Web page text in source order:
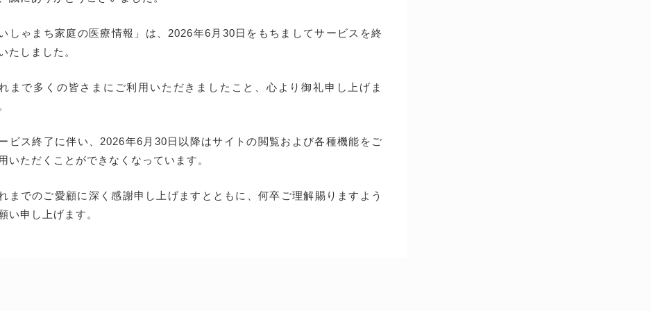
いしゃまち家庭の医療情報」は、2026年6月30日をもちましてサービスを終
たしました。
まで多くの皆さまにご利用いただきましたこと、心より御礼申し上げま
ビス終了に伴い、2026年6月30日以降はサイトの閲覧および各種機能をご
いただくことができなくなっています。
までのご愛顧に深く感謝申し上げますとともに、何卒ご理解賜りますよう
い申し上げます。